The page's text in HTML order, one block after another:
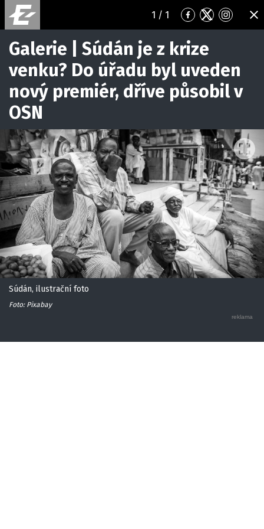
1 / 1
Přejít
na
Facebook
Přejít
na
Twitter
Přejít
na
Galerie | Súdán je z krize
venku? Do úřadu byl uveden
nový premiér, dříve působil v
OSN
Súdán, ilustrační foto
Foto: Pixabay